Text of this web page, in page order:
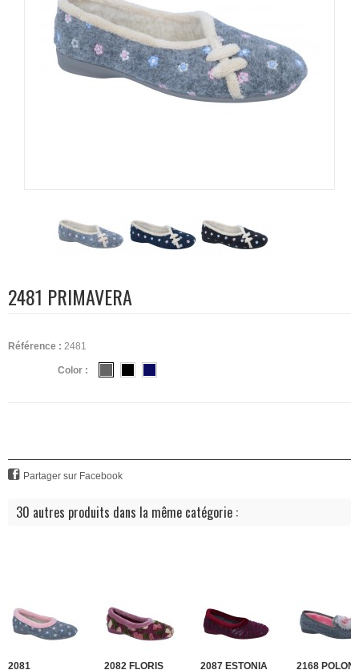
2481 PRIMAVERA
Référence : 2481
Color :
Partager sur Facebook
30 autres produits dans la même catégorie :
2081 2082 FLORIS 2087 ESTONIA 2168